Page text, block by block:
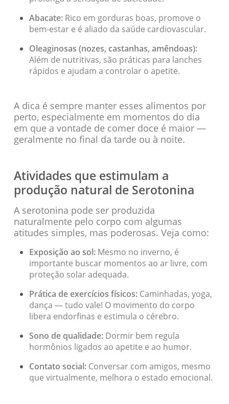
Abacate:Rico em gorduras boas, promove o
bem-estar e é aliado da saúde cardiovascular.
Oleaginosas (nozes, castanhas, amêndoas):
Além de nutritivas, são práticas para lanches
rápidos e ajudam a controlar o apetite.
A dica é sempre manter esses alimentos por
perto, especialmente em momentos do dia
em que a vontade de comer doce é maior —
geralmente no final da tarde ou à noite.
Atividades que estimulam a
produção natural de Serotonina
A serotonina pode ser produzida
naturalmente pelo corpo com algumas
atitudes simples, mas poderosas. Veja como:
Exposição ao sol:Mesmo no inverno, é
importante buscar momentos ao ar livre, com
proteção solar adequada.
Prática de exercícios físicos:Caminhadas, yoga,
dança — tudo vale! O movimento do corpo
libera endorfinas e estimula o cérebro.
Sono de qualidade:Dormir bem regula
hormônios ligados ao apetite e ao humor.
Contato social:Conversar com amigos, mesmo
que virtualmente, melhora o estado emocional.